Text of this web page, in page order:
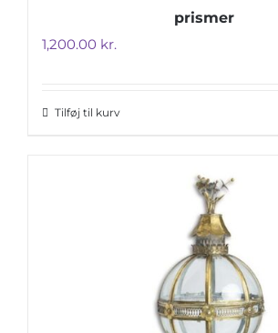
prismer
1,200.00 kr.
Tilføj til kurv